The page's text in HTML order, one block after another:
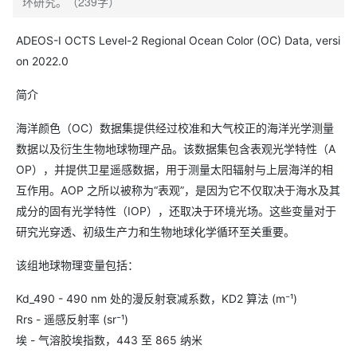
​ADEOS-I OCTS Level-2 Regional Ocean Color (OC) Data, versi
on 2022.0
简介
海洋颜色（OC）数据集提供经过校准和大气校正的海洋光学测量
数据以及衍生生物地球物理产品。该数据集包含表观光学特性（A
OP），并提供卫星遥感数据，用于测量太阳辐射与上层海洋的相
互作用。AOP 之所以被称为“表观”，是因为它不仅取决于海水及其
成分的固有光学特性（IOP），还取决于环境光场。这些变量对于
研究光穿透、初级生产力和生物地球化学循环至关重要。
该组地球物理变量包括：
Kd_490 - 490 nm 处的漫反射衰减系数，KD2 算法 (m⁻¹)
Rrs - 遥感反射率 (sr⁻¹)
埃 - 气溶胶埃指数，443 至 865 纳米